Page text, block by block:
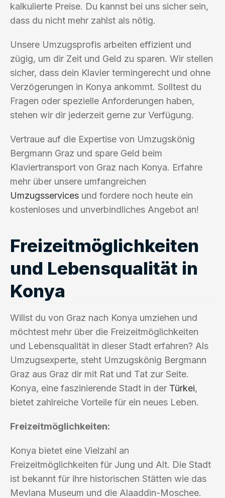
kalkulierte Preise. Du kannst bei uns sicher sein,
dass du nicht mehr zahlst als nötig.
Unsere Umzugsprofis arbeiten effizient und
zügig, um dir Zeit und Geld zu sparen. Wir stellen
sicher, dass dein Klavier termingerecht und ohne
Verzögerungen in Konya ankommt. Solltest du
Fragen oder spezielle Anforderungen haben,
stehen wir dir jederzeit gerne zur Verfügung.
Vertraue auf die Expertise von Umzugskönig
Bergmann Graz und spare Geld beim
Klaviertransport von Graz nach Konya. Erfahre
mehr über unsere umfangreichen
Umzugsservices und fordere noch heute ein
kostenloses und unverbindliches Angebot an!
Freizeitmöglichkeiten
und Lebensqualität in
Konya
Willst du von Graz nach Konya umziehen und
möchtest mehr über die Freizeitmöglichkeiten
und Lebensqualität in dieser Stadt erfahren? Als
Umzugsexperte, steht Umzugskönig Bergmann
Graz aus Graz dir mit Rat und Tat zur Seite.
Konya, eine faszinierende Stadt in der Türkei,
bietet zahlreiche Vorteile für ein neues Leben.
Freizeitmöglichkeiten:
Konya bietet eine Vielzahl an
Freizeitmöglichkeiten für Jung und Alt. Die Stadt
ist bekannt für ihre historischen Stätten wie das
Mevlana Museum und die Alaaddin-Moschee.